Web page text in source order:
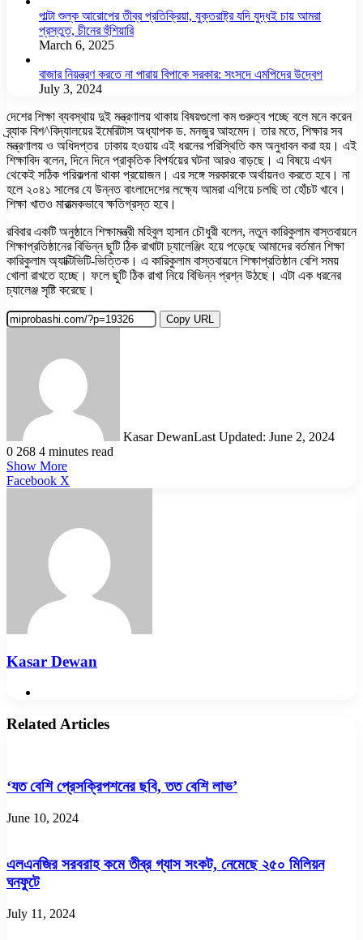
পাল্টা শুল্ক আরোপের তীব্র প্রতিক্রিয়া, যুক্তরাষ্ট্র যদি যুদ্ধই চায় আমরা
প্রস্তুত, চীনের হুঁশিয়ারি
March 6, 2025
বাজার নিয়ন্ত্রণ করতে না পারায় বিপাকে সরকার: সংসদে এমপিদের উদ্বেগ
July 3, 2024
দেশের শিক্ষা ব্যবস্থায় দুই মন্ত্রণালয় থাকায় বিষয়গুলো কম গুরুত্ব পচ্ছে বলে মনে করেন
ব্র্যাক বিশ^বিদ্যালয়ের ইমেরিটাস অধ্যাপক ড. মনজুর আহমেদ। তার মতে, শিক্ষার সব
মন্ত্রণালয় ও অধিদপ্তর ঢাকায় হওয়ায় এই ধরনের পরিস্থিতি কম অনুধাবন করা হয়। এই
শিক্ষাবিদ বলেন, দিনে দিনে প্রাকৃতিক বিপর্যয়ের ঘটনা আরও বাড়ছে। এ বিষয়ে এখন
থেকেই সঠিক পরিকল্পনা থাকা প্রয়োজন। এর সঙ্গে সরকারকে অর্থায়নও করতে হবে। না
হলে ২০৪১ সালের যে উন্নত বাংলাদেশের লক্ষ্যে আমরা এগিয়ে চলছি তা হোঁচট খাবে।
শিক্ষা খাতও মারাত্মকভাবে ক্ষতিগ্রস্ত হবে।
রবিবার একটি অনুষ্ঠানে শিক্ষামন্ত্রী মহিবুল হাসান চৌধুরী বলেন, নতুন কারিকুলাম বাস্তবায়নে
শিক্ষাপ্রতিষ্ঠানের বিভিন্ন ছুটি ঠিক রাখাটা চ্যালেঞ্জিং হয়ে পড়েছে আমাদের বর্তমান শিক্ষা
কারিকুলাম অ্যাক্টিভিটি-ভিত্তিক। এ কারিকুলাম বাস্তবায়নে শিক্ষাপ্রতিষ্ঠান বেশি সময়
খোলা রাখতে হচ্ছে। ফলে ছুটি ঠিক রাখা নিয়ে বিভিন্ন প্রশ্ন উঠছে। এটা এক ধরনের
চ্যালেঞ্জ সৃষ্টি করেছে।
Copy URL
Kasar DewanLast Updated: June 2, 2024
0 268 4 minutes read
Show More
Facebook X
Kasar Dewan
Related Articles
‘যত বেশি প্রেসক্রিপশনের ছবি, তত বেশি লাভ’
June 10, 2024
এলএনজির সরবরাহ কমে তীব্র গ্যাস সংকট, নেমেছে ২৫০ মিলিয়ন
ঘনফুটে
July 11, 2024